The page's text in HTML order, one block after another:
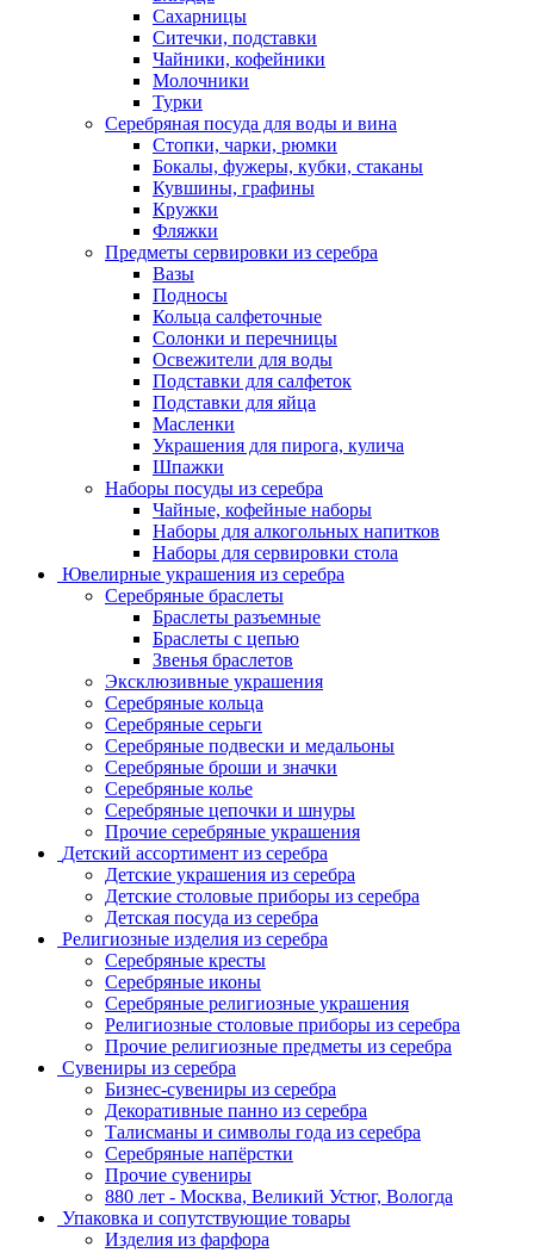
Сахарницы
Ситечки, подставки
Чайники, кофейники
Молочники
Турки
Серебряная посуда для воды и вина
Стопки, чарки, рюмки
Бокалы, фужеры, кубки, стаканы
Кувшины, графины
Кружки
Фляжки
Предметы сервировки из серебра
Вазы
Подносы
Кольца салфеточные
Солонки и перечницы
Освежители для воды
Подставки для салфеток
Подставки для яйца
Масленки
Украшения для пирога, кулича
Шпажки
Наборы посуды из серебра
Чайные, кофейные наборы
Наборы для алкогольных напитков
Наборы для сервировки стола
Ювелирные украшения из серебра
Серебряные браслеты
Браслеты разъемные
Браслеты с цепью
Звенья браслетов
Эксклюзивные украшения
Серебряные кольца
Серебряные серьги
Серебряные подвески и медальоны
Серебряные броши и значки
Серебряные колье
Серебряные цепочки и шнуры
Прочие серебряные украшения
Детский ассортимент из серебра
Детские украшения из серебра
Детские столовые приборы из серебра
Детская посуда из серебра
Религиозные изделия из серебра
Серебряные кресты
Серебряные иконы
Серебряные религиозные украшения
Религиозные столовые приборы из серебра
Прочие религиозные предметы из серебра
Сувениры из серебра
Бизнес-сувениры из серебра
Декоративные панно из серебра
Талисманы и символы года из серебра
Серебряные напёрстки
Прочие сувениры
880 лет - Москва, Великий Устюг, Вологда
Упаковка и сопутствующие товары
Изделия из фарфора